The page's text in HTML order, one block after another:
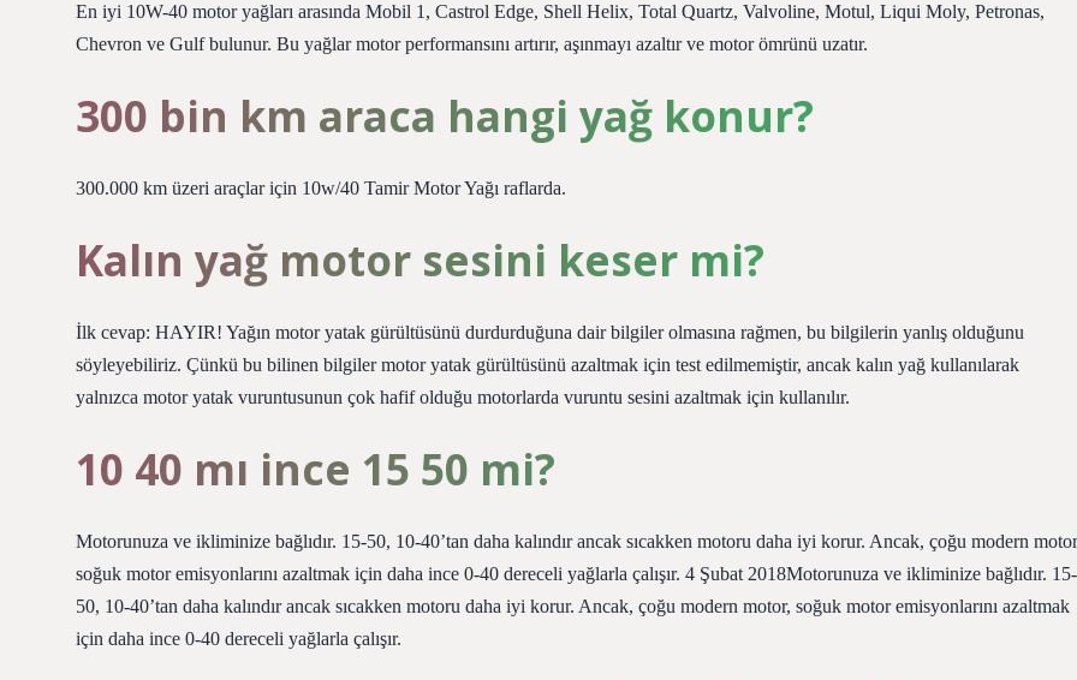
En iyi 10W-40 motor yağları arasında Mobil 1, Castrol Edge, Shell Helix, Total Quartz, Valvoline, Motul, Liqui Moly, Petronas,
Chevron ve Gulf bulunur. Bu yağlar motor performansını artırır, aşınmayı azaltır ve motor ömrünü uzatır.
300 bin km araca hangi yağ konur?
300.000 km üzeri araçlar için 10w/40 Tamir Motor Yağı raflarda.
Kalın yağ motor sesini keser mi?
İlk cevap: HAYIR! Yağın motor yatak gürültüsünü durdurduğuna dair bilgiler olmasına rağmen, bu bilgilerin yanlış olduğunu
söyleyebiliriz. Çünkü bu bilinen bilgiler motor yatak gürültüsünü azaltmak için test edilmemiştir, ancak kalın yağ kullanılarak
yalnızca motor yatak vuruntusunun çok hafif olduğu motorlarda vuruntu sesini azaltmak için kullanılır.
10 40 mı ince 15 50 mi?
Motorunuza ve ikliminize bağlıdır. 15-50, 10-40’tan daha kalındır ancak sıcakken motoru daha iyi korur. Ancak, çoğu modern
soğuk motor emisyonlarını azaltmak için daha ince 0-40 dereceli yağlarla çalışır. 4 Şubat 2018Motorunuza ve ikliminize bağlıdır. 15-
50, 10-40’tan daha kalındır ancak sıcakken motoru daha iyi korur. Ancak, çoğu modern motor, soğuk motor emisyonlarını azaltmak
için daha ince 0-40 dereceli yağlarla çalışır.